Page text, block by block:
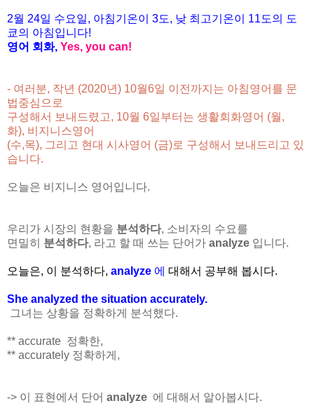
2월 24일 수요일, 아침기온이 3도, 낮 최고기온이
11도의 도
쿄의 아침입니다!
영어 회화, Yes, you can!
- 여러분, 작년 (2020년) 10월6일 이전까지는 아침영어를 문
법중심으로
구성해서 보내드렸고, 10월 6일부터는 생활회화영어 (월,
화), 비지니스영어
(수,목), 그리고 현대 시사영어 (금)로 구성해서 보내드리고 있
습니다.
오늘은 비지니스 영어입니다.
우리가 시장의 현황을 분석하다, 소비자의 수요를
면밀히 분석하다, 라고 할 때 쓰는 단어가 analyze 입니다.
오늘은, 이 분석하다, analyze 에 대해서 공부해 봅시다.
She analyzed the situation accurately.
그녀는 상황을 정확하게 분석했다.
** accurate 정확한,
** accurately 정확하게,
-> 이 표현에서 단어 analyze 에 대해서 알아봅시다.